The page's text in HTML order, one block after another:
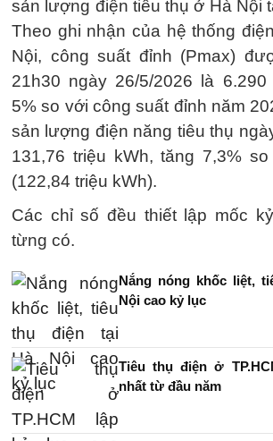
sản lượng điện tiêu thụ ở Hà Nội
Theo ghi nhận của hệ thống
Nội, công suất đỉnh (Pmax)
21h30 ngày 26/5/2026 là 6.290
5% so với công suất đỉnh năm
sản lượng điện năng tiêu thụ
131,76 triệu kWh, tăng 7,3%
(122,84 triệu kWh).
Các chỉ số đều thiết lập mốc
từng có.
Nắng nóng khốc liệt,
Nội cao kỷ lục
Tiêu thụ điện ở
nhất từ đầu năm